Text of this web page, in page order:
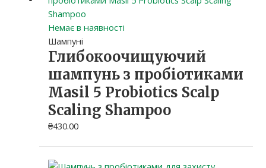
Немає в наявності
Шампуні
Глибокоочищуючий
шампунь з пробіотиками
Masil 5 Probiotics Scalp
Scaling Shampoo
₴430.00